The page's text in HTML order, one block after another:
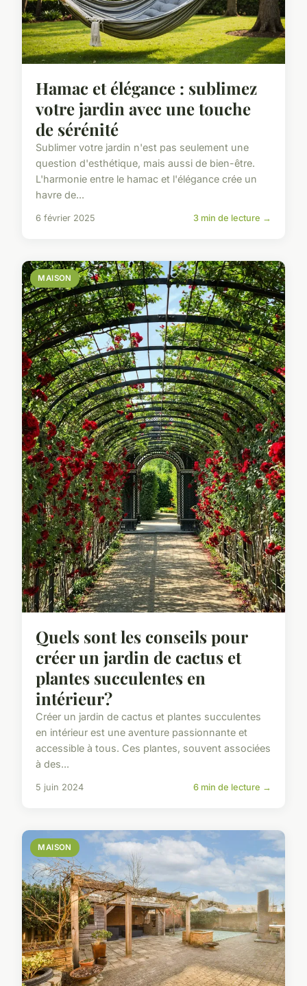
Hamac et élégance : sublimez
votre jardin avec une touche
de sérénité
Sublimer votre jardin n'est pas seulement une
question d'esthétique, mais aussi de bien-être.
L'harmonie entre le hamac et l'élégance crée un
havre de...
6 février 2025 3 min de lecture →
MAISON
Quels sont les conseils pour
créer un jardin de cactus et
plantes succulentes en
intérieur?
Créer un jardin de cactus et plantes succulentes
en intérieur est une aventure passionnante et
accessible à tous. Ces plantes, souvent associées
à des...
5 juin 2024 6 min de lecture →
MAISON